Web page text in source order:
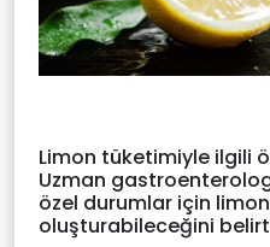
Limon tüketimiyle ilgili
Uzman
özel durumlar için
oluşturabileceğini